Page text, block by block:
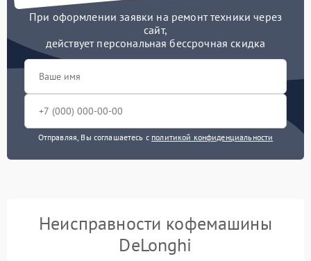
При оформлении заявки на ремонт техники через
сайт,
действует персональная бессрочная скидка
Отправляя, Вы соглашаетесь с политикой конфиденциальности
Неисправности кофемашины
DeLonghi